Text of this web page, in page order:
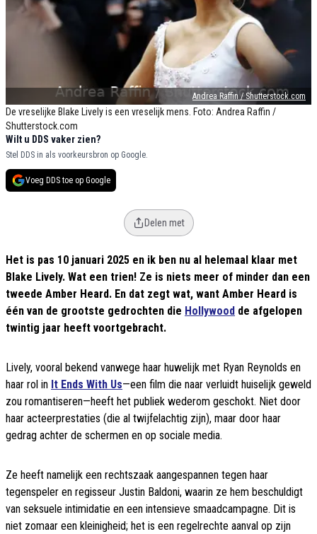
Andrea Raffin / Shutterstock.com
De vreselijke Blake Lively is een vreselijk mens. Foto: Andrea Raffin /
Shutterstock.com
Wilt u DDS vaker zien?
Stel DDS in als voorkeursbron op Google.
Voeg DDS toe op Google
Delen met
Het is pas 10 januari 2025 en ik ben nu al helemaal klaar met
Blake Lively. Wat een trien! Ze is niets meer of minder dan een
tweede Amber Heard. En dat zegt wat, want Amber Heard is
één van de grootste gedrochten die Hollywood de afgelopen
twintig jaar heeft voortgebracht.
Lively, vooral bekend vanwege haar huwelijk met Ryan Reynolds en
haar rol in It Ends With Us—een film die naar verluidt huiselijk geweld
zou romantiseren—heeft het publiek wederom geschokt. Niet door
haar acteerprestaties (die al twijfelachtig zijn), maar door haar
gedrag achter de schermen en op sociale media.
Ze heeft namelijk een rechtszaak aangespannen tegen haar
tegenspeler en regisseur Justin Baldoni, waarin ze hem beschuldigt
van seksuele intimidatie en een intensieve smaadcampagne. Dit is
niet zomaar een kleinigheid; het is een regelrechte aanval op zijn